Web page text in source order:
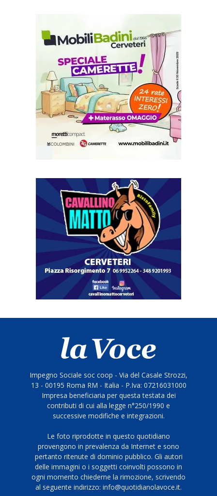
Impegno Sociale soc coop - Via del Casale Strozzi,
13 - 00195 Roma RM - Italia - P.Iva: 07216031000
Impresa beneficiaria per questa testata dei
contributi di cui alla legge n°250/1990 e
successive modifiche e integrazioni.
Le foto riprodotte in questo quotidiano
provengono in prevalenza da Internet e sono
pertanto ritenute di dominio pubblico. Gli autori
delle immagini o i soggetti coinvolti possono in
ogni momento chiederne la rimozione, scrivendo
al seguente indirizzo: info@quotidianolavoce.it.